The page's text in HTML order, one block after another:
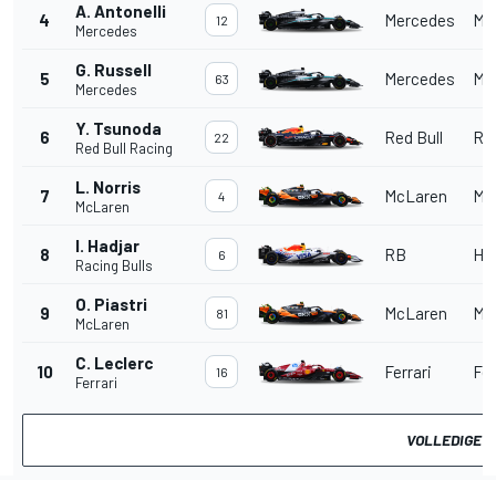
4 A. Antonelli
Mercedes
12 Mercedes
5 G. Russell
Mercedes
63 Mercedes
6 Y. Tsunoda
Red Bull Racing
22 Red Bull
7 L. Norris
McLaren
4 McLaren
8 I. Hadjar
Racing Bulls
6 RB
9 O. Piastri
McLaren
81 McLaren
10 C. Leclerc
Ferrari
16 Ferrari
VOLLEDIGE